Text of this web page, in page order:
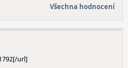
Všechna hodnocení